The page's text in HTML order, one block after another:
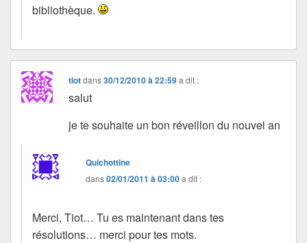
bibliothèque.
tiotdans30/12/2010 à 22:59 a dit :
salut
je te souhaite un bon réveillon du nouvel an
Quichottine
dans02/01/2011 à 03:00a dit :
Merci, Tiot… Tu es maintenant dans tes
résolutions… merci pour tes mots.